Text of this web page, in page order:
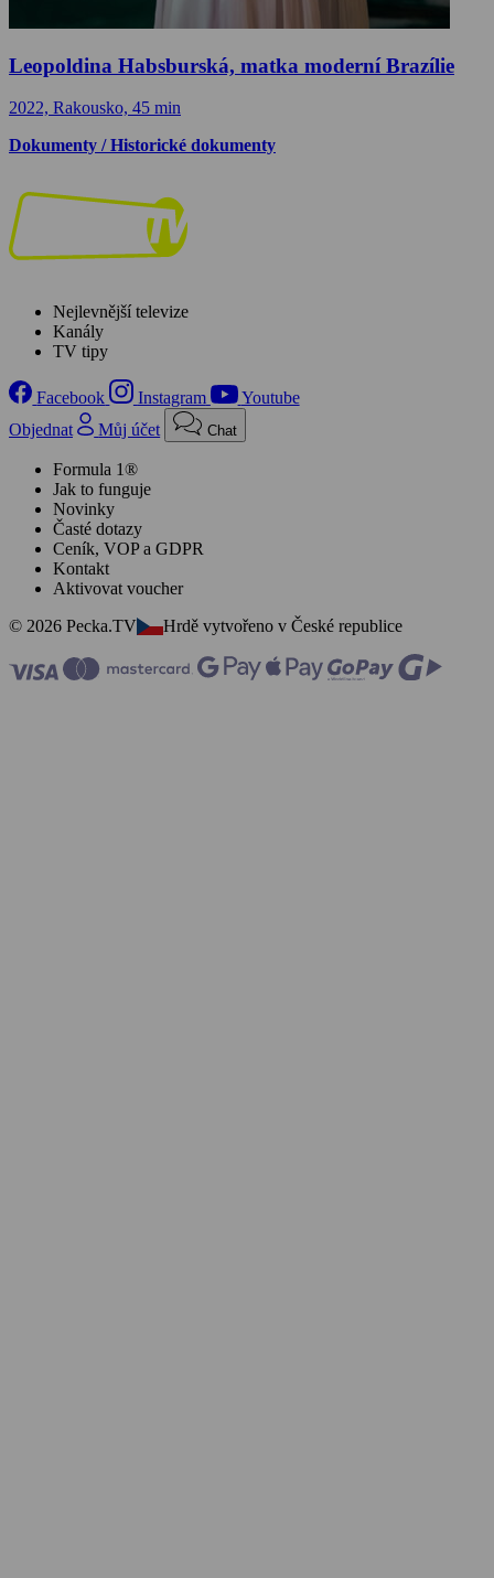
Leopoldina Habsburská, matka moderní Brazílie
2022, Rakousko, 45 min
Dokumenty / Historické dokumenty
Nejlevnější televize
Kanály
TV tipy
Facebook Instagram
Youtube
Objednat
Můj účet Chat
Formula 1®
Jak to funguje
Novinky
Časté dotazy
Ceník, VOP a GDPR
Kontakt
Aktivovat voucher
© 2026 Pecka.TV
Hrdě vytvořeno v České republice